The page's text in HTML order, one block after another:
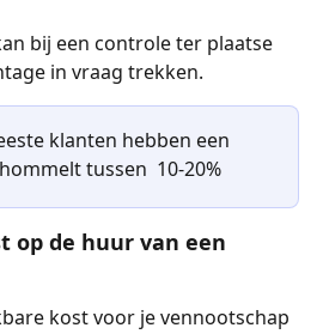
bij een controle ter plaatse
in vraag trekken.
klanten hebben een
tussen  10-20%
op de huur van een
kost voor je vennootschap